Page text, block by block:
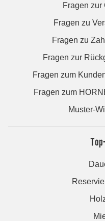
Fragen zur
Fragen zu
Fragen zu
Fragen zur
Fragen zum
Fragen zum
Muster-